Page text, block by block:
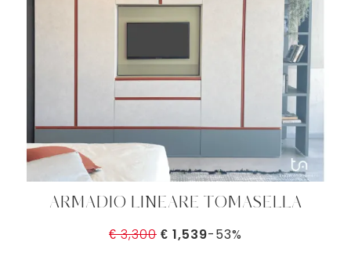
ARMADIO LINEARE TOMASELLA
€ 3,300 € 1,539-53%